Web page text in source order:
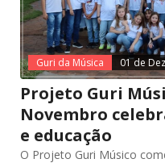
Guri da Música 01 de
Projeto Guri
Novembro
e educação
O Projeto Guri Músico